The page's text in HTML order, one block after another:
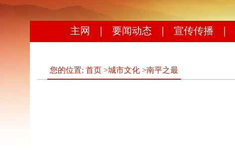
主网 要闻动态 宣传传播
您的位置: 首页 >城市文化 >南平之最